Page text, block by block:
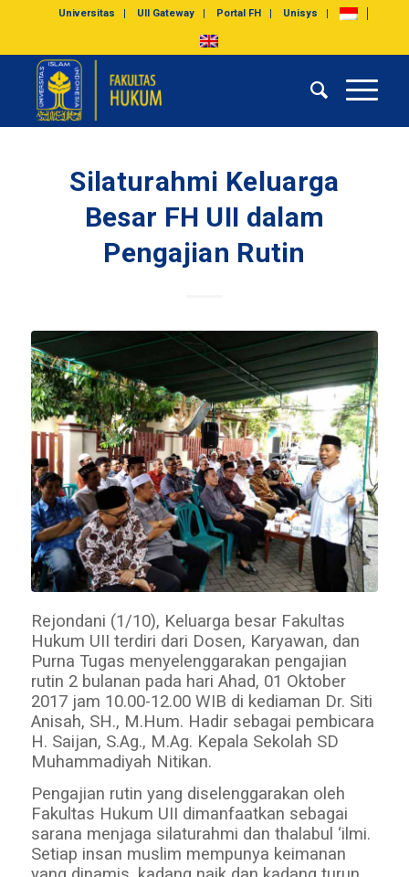
Universitas UII Gateway Portal FH Unisys
Silaturahmi Keluarga
Besar FH UII dalam
Pengajian Rutin
Rejondani (1/10), Keluarga besar Fakultas
Hukum UII terdiri dari Dosen, Karyawan, dan
Purna Tugas menyelenggarakan pengajian
rutin 2 bulanan pada hari Ahad, 01 Oktober
2017 jam 10.00-12.00 WIB di kediaman Dr. Siti
Anisah, SH., M.Hum. Hadir sebagai pembicara
H. Saijan, S.Ag., M.Ag. Kepala Sekolah SD
Muhammadiyah Nitikan.
Pengajian rutin yang diselenggarakan oleh
Fakultas Hukum UII dimanfaatkan sebagai
sarana menjaga silaturahmi dan thalabul ‘ilmi.
Setiap insan muslim mempunya keimanan